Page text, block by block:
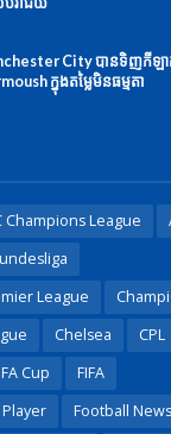
City បានទិញកីឡា
ក្នុងតម្លៃមិនធម្មតា
Champions League
League
Chelsea
CPL
FA Cup
FIFA
Player
Football News